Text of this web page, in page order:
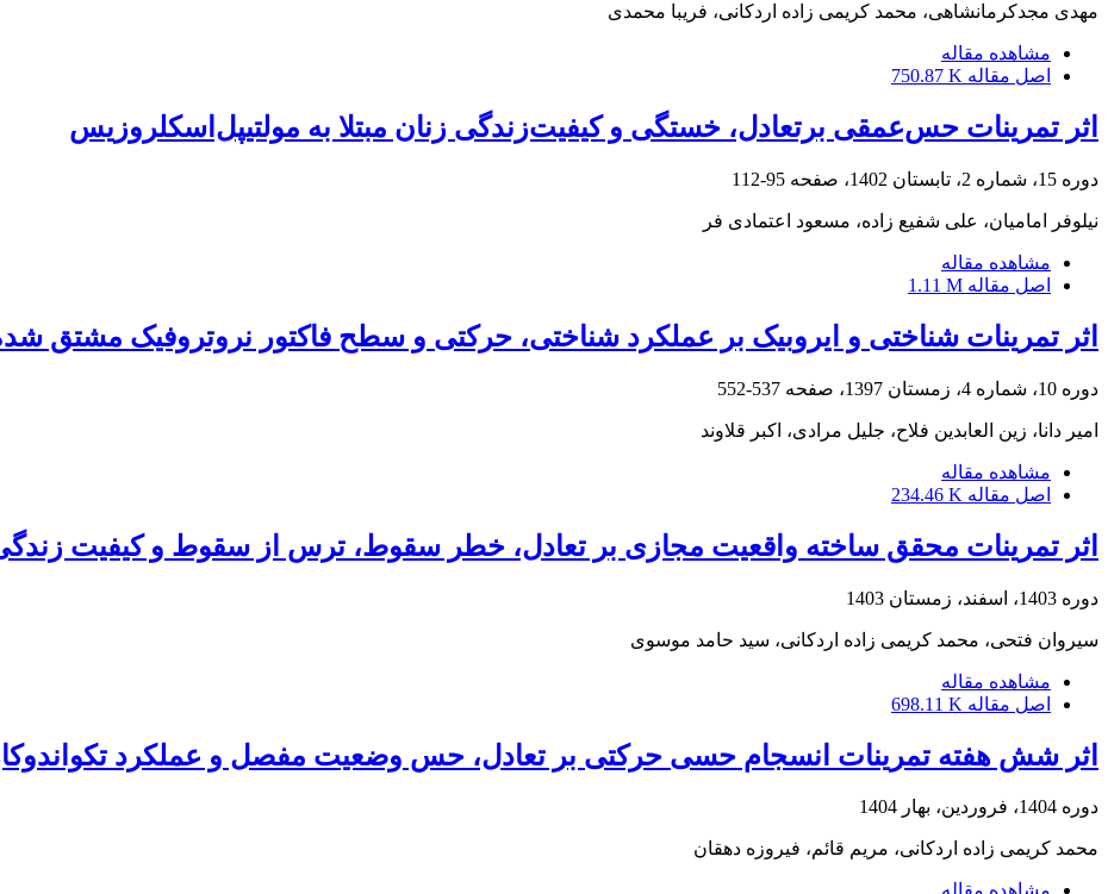
مهدی مجدکرمانشاهی، محمد کریمی زاده اردکانی، فریبا محمدی
مشاهده مقاله
اصل مقاله 750.87 K
اثر تمرینات حس‌عمقی برتعادل، خستگی و کیفیت‌زندگی زنان مبتلا به مولتیپل‌اسکلروزیس
دوره 15، شماره 2، تابستان 1402، صفحه 95-112
نیلوفر امامیان، علی شفیع زاده، مسعود اعتمادی فر
مشاهده مقاله
اصل مقاله 1.11 M
اثر تمرینات شناختی و ایروبیک بر عملکرد شناختی، حرکتی و سطح فاکتور نروتروفیک مشتق
دوره 10، شماره 4، زمستان 1397، صفحه 537-552
امیر دانا، زین العابدین فلاح، جلیل مرادی، اکبر قلاوند
مشاهده مقاله
اصل مقاله 234.46 K
اثر تمرینات محقق ساخته واقعیت مجازی بر تعادل، خطر سقوط، ترس از سقوط و کیفیت
دوره 1403، اسفند، زمستان 1403
سیروان فتحی، محمد کریمی زاده اردکانی، سید حامد موسوی
مشاهده مقاله
اصل مقاله 698.11 K
اثر شش هفته تمرینات انسجام حسی حرکتی بر تعادل، حس وضعیت مفصل و عملکرد
دوره 1404، فروردین، بهار 1404
محمد کریمی زاده اردکانی، مریم قائم، فیروزه دهقان